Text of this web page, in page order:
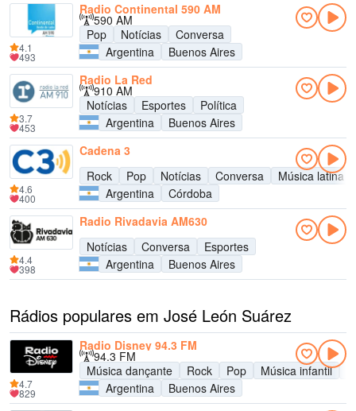
Radio Continental 590 AM
590 AM
Pop
Notícias
Conversa
Argentina
Buenos Aires
4.1
493
Radio La Red
910 AM
Notícias
Esportes
Política
Argentina
Buenos Aires
3.7
453
Cadena 3
Rock
Pop Notícias Conversa
Música latina
Argentina
Córdoba
4.6
400
Radio Rivadavia AM630
Notícias
Conversa
Esportes
Argentina
Buenos Aires
4.4
398
Rádios populares em José León Suárez
Radio Disney 94.3 FM
94.3 FM
Música dançante
Rock Pop Música infantil
Argentina
Buenos Aires
4.7
829